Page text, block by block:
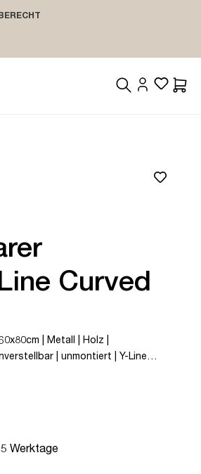
Curved
| Metall | Holz |
| unmontiert | Y-Line
| Sand | TÜV© mobiles Arbeiten |
| Kindersicherung
Werktage